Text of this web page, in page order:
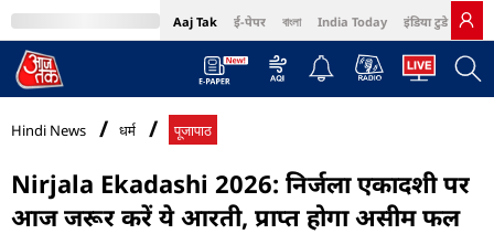
Aaj Tak ई-पेपर বাংলা India Today इंडिया टुडे हिंदी
MumbaiTak Cosmopolitan Harper's Bazaar Northeast
Hindi News धर्म पूजापाठ
Nirjala Ekadashi 2026: निर्जला एकादशी पर
आज जरूर करें ये आरती, प्राप्त होगा असीम फल